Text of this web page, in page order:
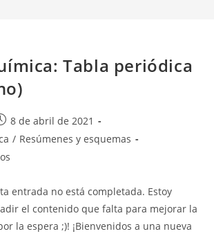
Tabla periódica
8 de abril de 2021
/ Resúmenes y esquemas
entrada no está completada. Estoy
el contenido que falta para mejorar la
la espera ;)! ¡Bienvenidos a una nueva